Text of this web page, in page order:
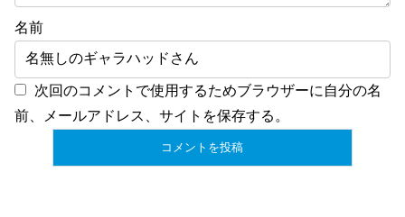
名前
次回のコメントで使用するためブラウザーに自分の名
前、メールアドレス、サイトを保存する。